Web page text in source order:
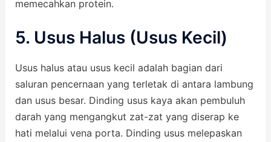
memecahkan protein.
5. Usus Halus (Usus Kecil)
Usus halus atau usus kecil adalah bagian dari
saluran pencernaan yang terletak di antara lambung
dan usus besar. Dinding usus kaya akan pembuluh
darah yang mengangkut zat-zat yang diserap ke
hati melalui vena porta. Dinding usus melepaskan